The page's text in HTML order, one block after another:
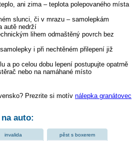
ani zima – teplota polepovaného místa
slunci, či v mrazu – samolepkám
autě nedrží
lihem odmaštěný povrch bez
i při nechtěném přilepení již
a po celou dobu lepení postupujte opatrně
nebo na namáhané místo
Prezrite si motív nálepka granátovec
auto:
invalida pěst s boxerem